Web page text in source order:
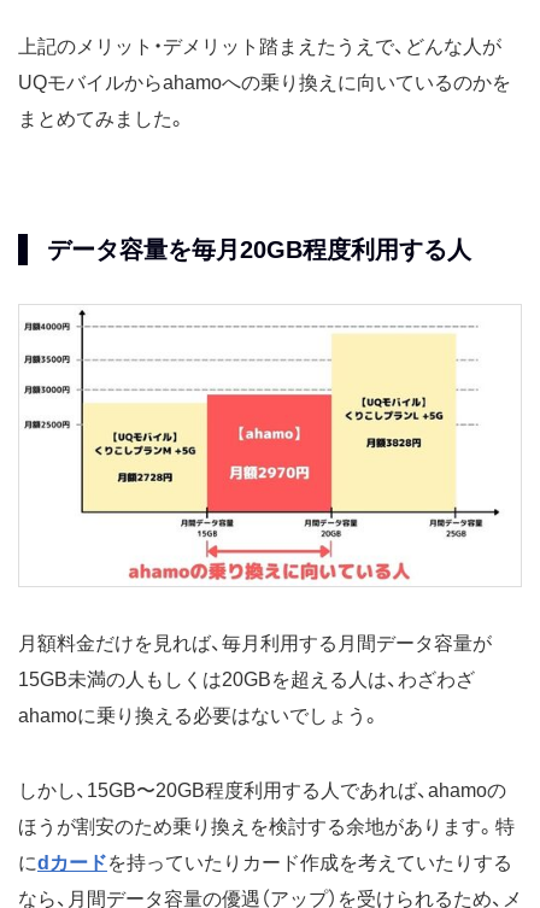
上記のメリット・デメリット踏まえたうえで、どんな人が
UQモバイルからahamoへの乗り換えに向いているのかを
まとめてみました。
データ容量を毎月20GB程度利用する人
月額料金だけを見れば、毎月利用する月間データ容量が
15GB未満の人もしくは20GBを超える人は、わざわざ
ahamoに乗り換える必要はないでしょう。
しかし、15GB〜20GB程度利用する人であれば、ahamoの
ほうが割安のため乗り換えを検討する余地があります。特
にdカードを持っていたりカード作成を考えていたりする
なら、月間データ容量の優遇（アップ）を受けられるため、メ